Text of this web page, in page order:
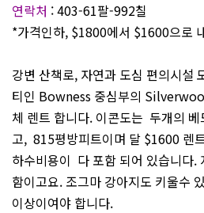
연락처 : 403-61팔-992칠
*가격인하, $1800에서 $1600으로
강변 산책로, 자연과 도심 편의시설
티인 Bowness 중심부의
체 렌트 합니다. 이콘도는 두개의
고, 815평방피트이며 달 $1600 렌
하수비용이 다 포함 되어 있습니다.
함이고요. 조그마 강아지도 키울수
이상이여야 합니다.